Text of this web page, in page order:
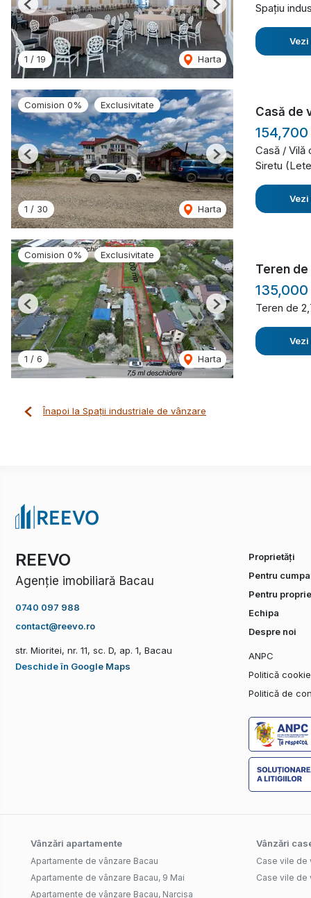
1 / 19 Harta
Previous Next Spațiu
Comision 0% Exclusivitate
1 / 30 Harta
Previous Next
Casă de
154,700
Casă / Vilă
Siretu
Comision 0% Exclusivitate
1 / 6 Harta
Previous Next
Teren de
135,000
Teren de
Înapoi la Spații industriale de vânzare
REEVO
Agenție imobiliară Bacau
0740 097 988
contact@reevo.ro
str. Mioritei, nr. 11, sc. D, ap. 1, Bacau
Deschide în Google Maps
Proprietăți
Pentru
Pentru
Echipa
Despre noi
ANPC
Politică
Politică de
Vânzări apartamente
Apartamente de vânzare Bacau
Apartamente de vânzare Bacau, 9 Mai
Apartamente de vânzare Bacau, Narcisa
Vânzări
Case vile de
Case vile de